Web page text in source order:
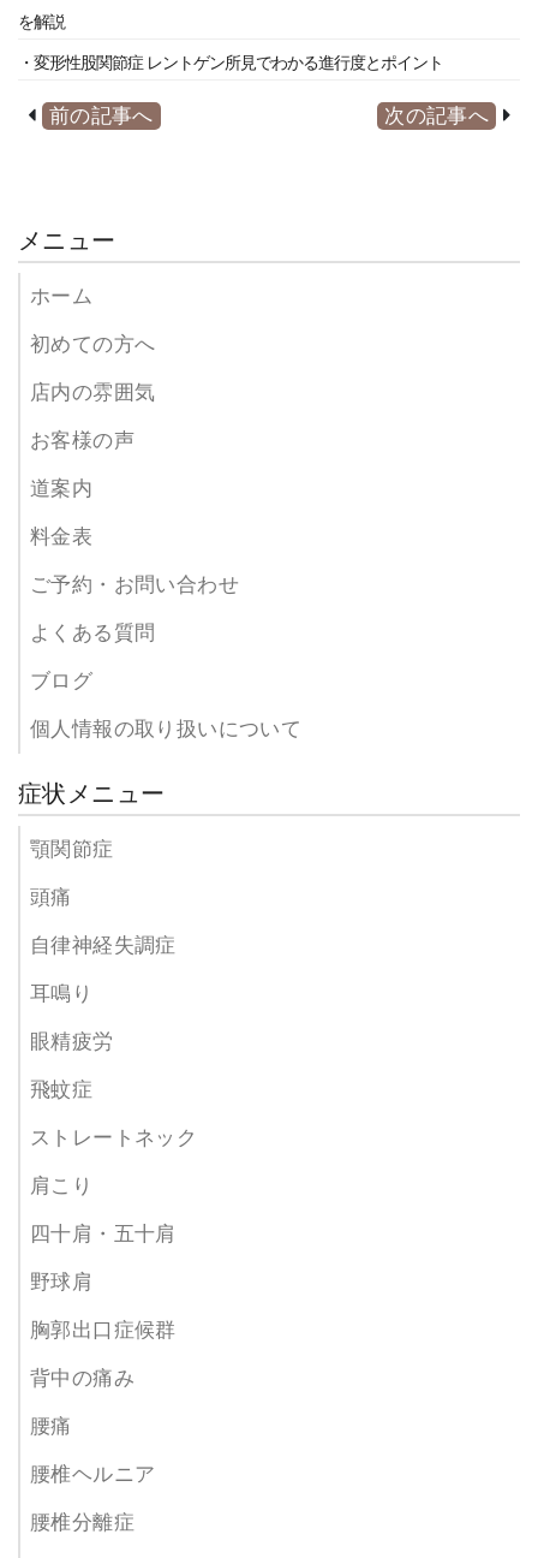
を解説
・変形性股関節症 レントゲン所見でわかる進行度とポイント
前の記事へ 次の記事へ
メニュー
ホーム
初めての方へ
店内の雰囲気
お客様の声
道案内
料金表
ご予約・お問い合わせ
よくある質問
ブログ
個人情報の取り扱いについて
症状メニュー
顎関節症
頭痛
自律神経失調症
耳鳴り
眼精疲労
飛蚊症
ストレートネック
肩こり
四十肩・五十肩
野球肩
胸郭出口症候群
背中の痛み
腰痛
腰椎ヘルニア
腰椎分離症